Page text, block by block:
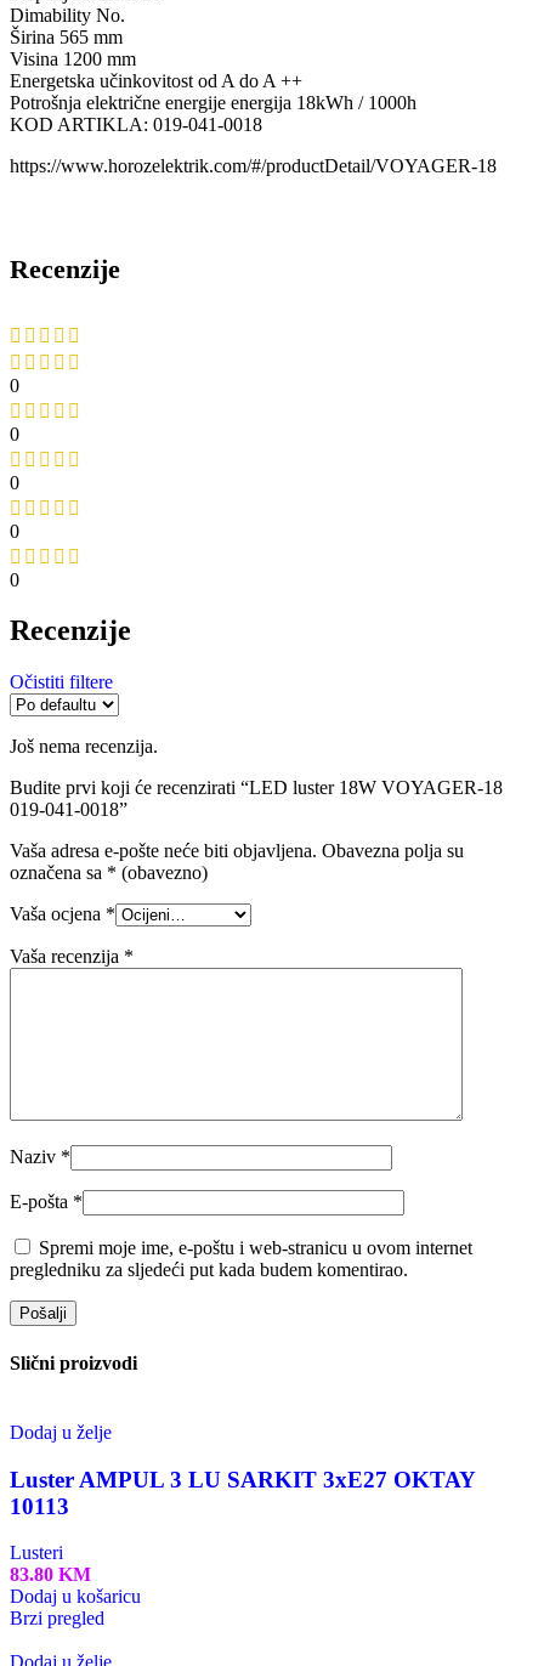
Dimability No.
Širina 565 mm
Visina 1200 mm
Energetska učinkovitost od A do A ++
Potrošnja električne energije energija 18kWh / 1000h
KOD ARTIKLA: 019-041-0018
https://www.horozelektrik.com/#/productDetail/VOYAGER-18
Recenzije
0
0
0
0
0
Recenzije
Očistiti filtere
Još nema recenzija.
Budite prvi koji će recenzirati “LED luster 18W VOYAGER-18
019-041-0018”
Vaša adresa e-pošte neće biti objavljena. Obavezna polja su
označena sa * (obavezno)
Vaša ocjena *
Vaša recenzija *
Naziv *
E-pošta *
Spremi moje ime, e-poštu i web-stranicu u ovom internet
pregledniku za sljedeći put kada budem komentirao.
Slični proizvodi
Dodaj u želje
Luster AMPUL 3 LU SARKIT 3xE27 OKTAY
10113
Lusteri
83.80 KM
Dodaj u košaricu
Brzi pregled